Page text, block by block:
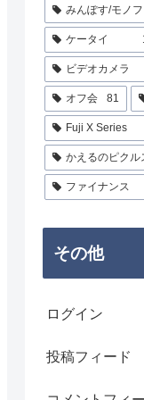
みんぽす/モノ
ケータイ
ビデオカメラ
オフ会 81
Fuji X Series
かえるのピクル
ファイナンス
その他
ログイン
投稿フィード